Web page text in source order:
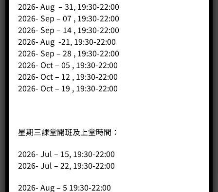
2026- Aug – 31, 19:30-22:00
2026- Sep – 07 , 19:30-22:00
2026- Sep – 14 , 19:30-22:00
2026- Aug -21, 19:30-22:00
2026- Sep – 28 , 19:30-22:00
2026- Oct – 05 , 19:30-22:00
2026- Oct – 12 , 19:30-22:00
2026- Oct – 19 , 19:30-22:00
星期三課堂開班及上堂時間：
2026- Jul – 15, 19:30-22:00
2026- Jul – 22, 19:30-22:00
2026- Aug – 5 19:30-22:00